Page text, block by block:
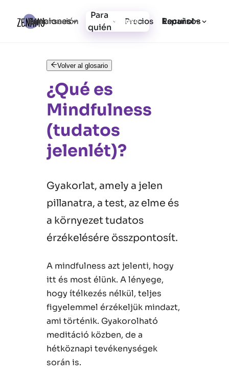
Funciones
Para
quién
Precios Recursos
Iniciar sesión Registrarse Español
Volver al glosario
¿Qué es
Mindfulness
(tudatos
jelenlét)?
Gyakorlat, amely a jelen
pillanatra, a test, az elme és
a környezet tudatos
érzékelésére összpontosít.
A mindfulness azt jelenti, hogy
itt és most élünk. A lényege,
hogy ítélkezés nélkül, teljes
figyelemmel érzékeljük mindazt,
ami történik. Gyakorolható
meditáció közben, de a
hétköznapi tevékenységek
során is.